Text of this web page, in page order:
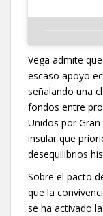
Vega admite
escaso apoyo
señalando una
fondos entre
Unidos por
insular que
desequilibrios
Sobre el pacto
que la
se ha activado